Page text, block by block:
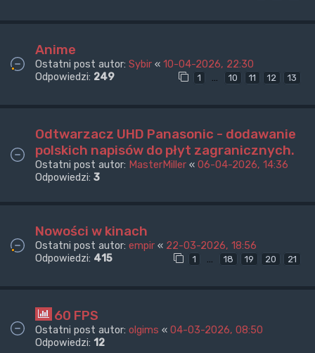
Anime
Ostatni post autor: Sybir « 10-04-2026, 22:30
Odpowiedzi: 249 1 … 10 11 12 13
Odtwarzacz UHD Panasonic - dodawanie
polskich napisów do płyt zagranicznych.
Ostatni post autor: MasterMiller « 06-04-2026, 14:36
Odpowiedzi: 3
Nowości w kinach
Ostatni post autor: empir « 22-03-2026, 18:56
Odpowiedzi: 415 1 … 18 19 20 21
60 FPS
Ostatni post autor: olgims « 04-03-2026, 08:50
Odpowiedzi: 12